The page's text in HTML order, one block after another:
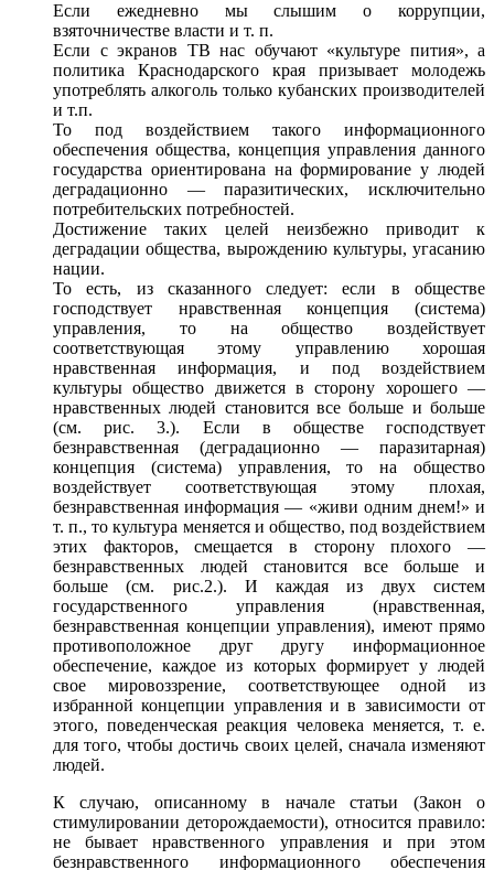
Если ежедневно мы слышимо коррупции,
взяточничестве власти и т. п.
Если с экранов ТВ нас обучают «культуре пития», а
политика Краснодарского края призывает молодежь
употреблять алкоголь только кубанских производителей
и т.п.
То под воздействием такого информационного
обеспечения общества, концепция управления данного
государства ориентирована на формирование у людей
деградационно —паразитических, исключительно
потребительских потребностей.
Достижение таких целей неизбежно приводит к
деградации общества, вырождению культуры, угасанию
нации.
То есть, из сказанногоследует: если в обществе
господствует нравственная концепция (система)
управления, то на общество воздействует
соответствующая этому управлению хорошая
нравственная информация, и под воздействием
культуры общество движется в сторону хорошего —
нравственных людей становится все больше и больше
(см. рис. 3.). Если в обществегосподствует
безнравственная (деградационно — паразитарная)
концепция (система) управления,то на общество
воздействует соответствующая этому плохая,
безнравственнаяинформация — «живи одним днем!»и
т. п.,то культура меняется и общество, под воздействием
этих факторов, смещается в сторону
плохого —
безнравственных людей становится все больше
и
больше (см. рис.2.). И каждая из двухсистем
государственного управления (нравственная,
безнравственная концепции управления), имеют прямо
противоположное друг другу информационное
обеспечение, каждоеиз которыхформирует у людей
свое мировоззрение, соответствующее одной из
избранной концепции управления и в зависимости от
этого, поведенческая реакция человека меняется, т. е.
для того, чтобы достичь своих целей, сначала изменяют
людей.
К случаю, описанномув началестатьи (Законо
стимулировании деторождаемости), относится правило:
не бывает нравственного управления и при этом
безнравственного информационного обеспечения